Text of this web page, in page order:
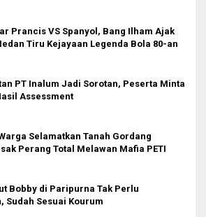
Prancis VS Spanyol, Bang Ilham Ajak
Tiru Kejayaan Legenda Bola 80-an
PT Inalum Jadi Sorotan, Peserta Minta
Assessment
Selamatkan Tanah Gordang
Perang Total Melawan Mafia PETI
Bobby di Paripurna Tak Perlu
Sudah Sesuai Kourum